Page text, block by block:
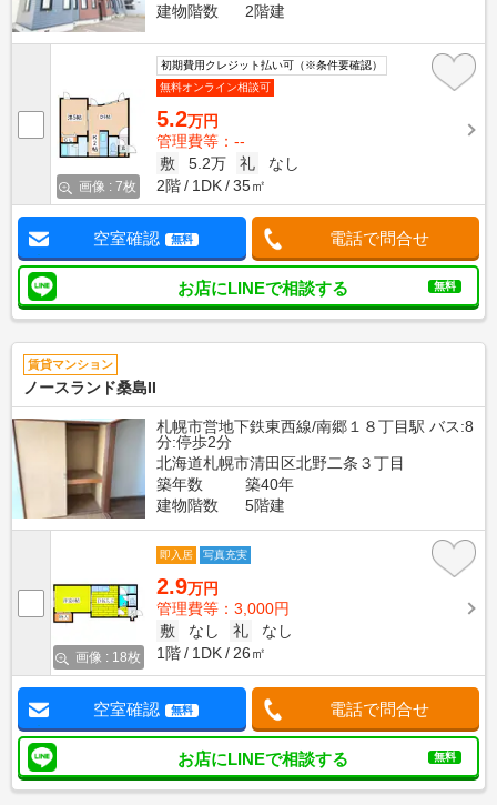
建物階数
2階建
画像 : 7枚
初期費用クレジット払い可（※条件要確認）
無料オンライン相談可
5.2万円
管理費等：--
敷
5.2万 礼
なし
2階
1DK 35㎡
空室確認 無料 電話で問合せ
お店にLINEで相談する 無料
賃貸マンション
ノースランド桑島II
札幌市営地下鉄東西線/南郷１８丁目駅 バス:8
分:停歩2分
北海道札幌市清田区北野二条３丁目
築年数
築40年
建物階数
5階建
画像 : 18枚
即入居 写真充実
2.9万円
管理費等：3,000円
敷
なし 礼
なし
1階
1DK 26㎡
空室確認 無料 電話で問合せ
お店にLINEで相談する 無料